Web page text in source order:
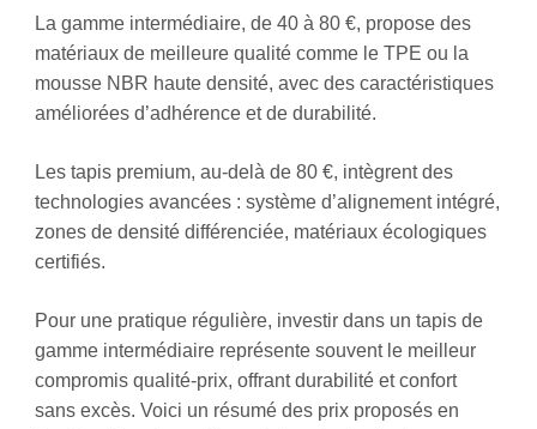
La gamme intermédiaire, de 40 à 80 €, propose des
matériaux de meilleure qualité comme le TPE ou la
mousse NBR haute densité, avec des caractéristiques
améliorées d’adhérence et de durabilité.
Les tapis premium, au-delà de 80 €, intègrent des
technologies avancées : système d’alignement intégré,
zones de densité différenciée, matériaux écologiques
certifiés.
Pour une pratique régulière, investir dans un tapis de
gamme intermédiaire représente souvent le meilleur
compromis qualité-prix, offrant durabilité et confort
sans excès. Voici un résumé des prix proposés en